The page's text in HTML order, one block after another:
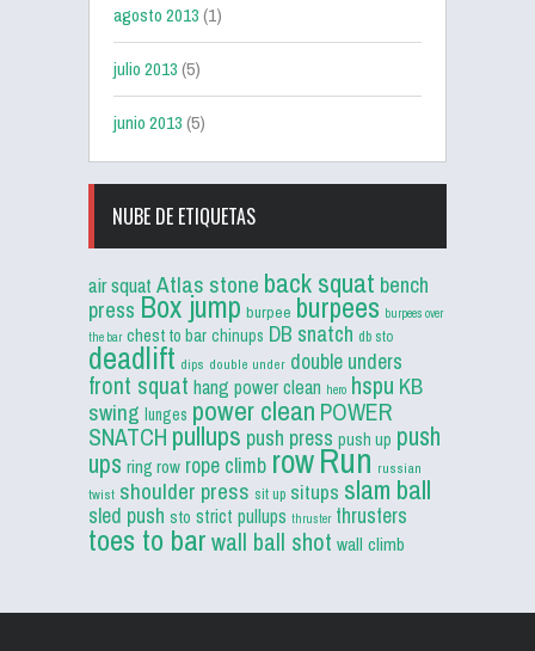
agosto 2013(1)
julio 2013(5)
junio 2013(5)
NUBE DE ETIQUETAS
air squat Atlas stone back squat bench
press Box jump burpee burpees burpees over
the bar chest to bar chinups DB snatch db sto
deadlift dips double under double unders
front squat hang power clean hero hspu KB
swing lunges power clean POWER
SNATCH pullups push press push up push
ups ring row rope climb rowRun russian
twist shoulder press sit up situps slam ball
sled push sto strict pullups thruster thrusters
toes to barwall ball shot wall climb